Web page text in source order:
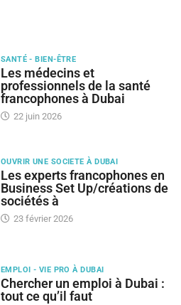
SANTÉ - BIEN-ÊTRE
Les médecins et
professionnels de la santé
francophones à Dubai
22 juin 2026
OUVRIR UNE SOCIETE À DUBAI
Les experts francophones en
Business Set Up/créations de
sociétés à
23 février 2026
EMPLOI - VIE PRO À DUBAI
Chercher un emploi à Dubai :
tout ce qu’il faut